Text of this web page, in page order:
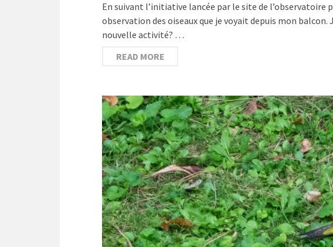
En suivant l’initiative lancée par le site de
observation des oiseaux que je voyait depuis mon
nouvelle activité? …
READ MORE